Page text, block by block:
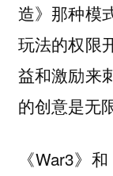
造》那种模
玩法的权限
益和激励来
的创意是无
《War3》